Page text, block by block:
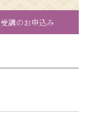
受講のお申込み